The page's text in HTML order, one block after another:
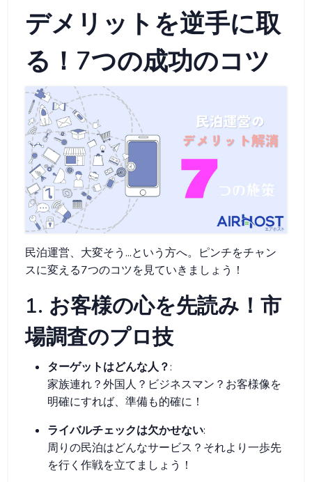
デメリットを逆手に取
る！7つの成功のコツ
民泊運営、大変そう...という方へ。ピンチをチャン
スに変える7つのコツを見ていきましょう！
1. お客様の心を先読み！市
場調査のプロ技
ターゲットはどんな人？:
家族連れ？外国人？ビジネスマン？お客様像を
明確にすれば、準備も的確に！
ライバルチェックは欠かせない:
周りの民泊はどんなサービス？それより一歩先
を行く作戦を立てましょう！